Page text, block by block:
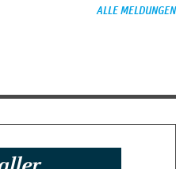
ALLE MELDUNGEN